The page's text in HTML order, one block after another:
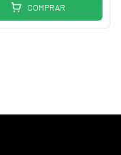
COMPRAR